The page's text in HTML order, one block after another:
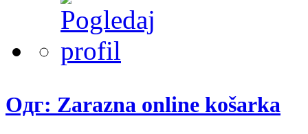
Одг: Zarazna online košarka